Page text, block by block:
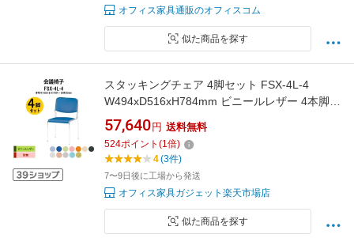
オフィス家具通販のオフィスコム
似た商品を探す
スタッキングチェア 4脚セット FSX-4L-4
W494xD516xH784mm ビニールレザー 4本脚
ミーティングチェア 会議用椅子 会議椅子 会議
室 会議イス 会議用チェア 会議用イス 店舗椅子
いす 休憩室 社員食堂
57,640 円 送料無料
524ポイント (1倍)
4(3件)
7〜9日後に工場から発送
オフィス家具ガジェット楽天市場店
似た商品を探す